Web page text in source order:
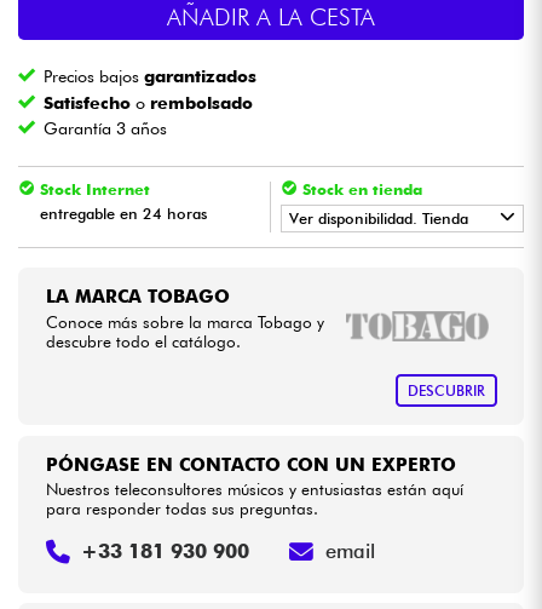
Batería y percusión
Vientos
Niños
HiFi
Ver nuestras marcas
AÑADIR A LA CESTA
Precios bajosgarantizados
Satisfecho o rembolsado
Garantía 3 años
Stock Internet
entregable en 24 horas
Stock en tienda
Ver disponibilidad. Tienda
• Star SMusicLILLE
LYON
LA MARCA TOBAGO
Conoce más sobre la marca Tobago y
descubre todo el catálogo.
DESCUBRIR
PÓNGASE EN CONTACTO CON UN EXPERTO
Nuestros teleconsultores músicos y entusiastas están aquí
para responder todas sus preguntas.
+33 181 930 900 email